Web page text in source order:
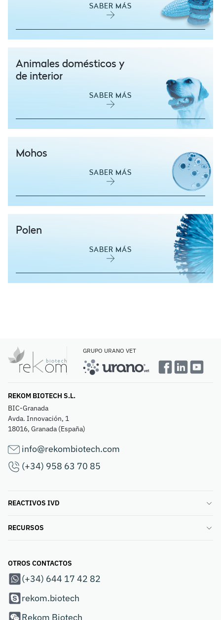
SABER MÁS
Animales domésticos y
de interior
SABER MÁS
Mohos
SABER MÁS
Polen
SABER MÁS
GRUPO URANO VET
REKOM BIOTECH S.L.
BIC-Granada
Avda. Innovación, 1
18016, Granada (España)
info@rekombiotech.com
(+34) 958 63 70 85
REACTIVOS IVD
RECURSOS
OTROS CONTACTOS
(+34) 644 17 42 82
rekom.biotech
Rekom Biotech